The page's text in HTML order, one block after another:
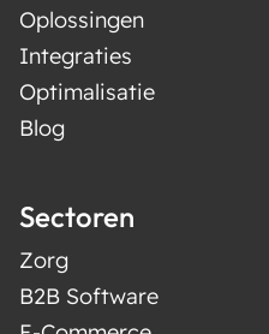
Oplossingen
Integraties
Optimalisatie
Blog
Sectoren
Zorg
B2B Software